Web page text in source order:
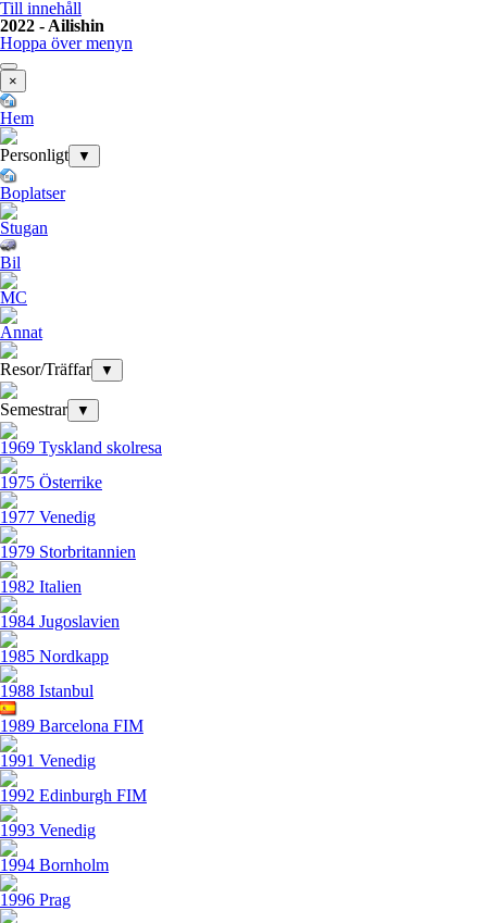
Till innehåll
2022 - Ailishin
Hoppa över menyn
×
Hem
Personligt
▼
Boplatser
Stugan
Bil
MC
Annat
Resor/Träffar
▼
Semestrar ▼
1969 Tyskland skolresa
1975 Österrike
1977 Venedig
1979 Storbritannien
1982 Italien
1984 Jugoslavien
1985 Nordkapp
1988 Istanbul
1989 Barcelona FIM
1991 Venedig
1992 Edinburgh FIM
1993 Venedig
1994 Bornholm
1996 Prag